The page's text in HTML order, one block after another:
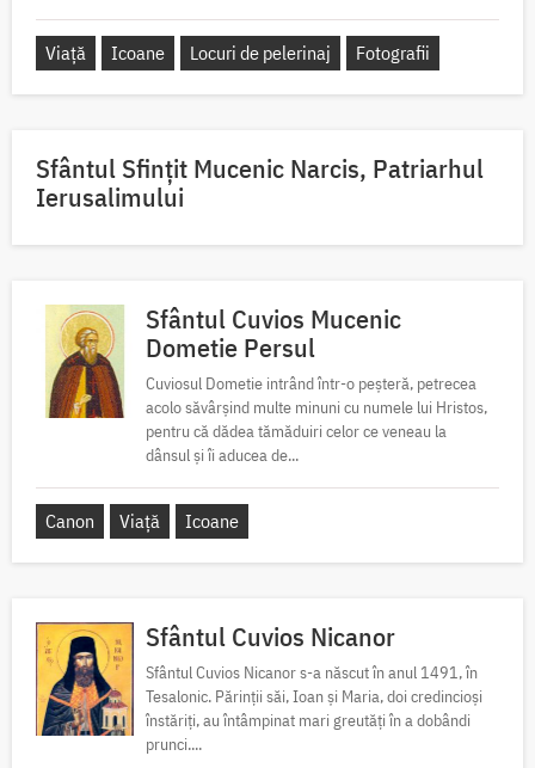
Viață Icoane Locuri de pelerinaj Fotografii
Sfântul Sfinţit Mucenic Narcis, Patriarhul
Ierusalimului
Sfântul Cuvios Mucenic
Dometie Persul
Cuviosul Dometie intrând într-o peșteră, petrecea
acolo săvârșind multe minuni cu numele lui Hristos,
pentru că dădea tămăduiri celor ce veneau la
dânsul și îi aducea de...
Canon Viață Icoane
Sfântul Cuvios Nicanor
Sfântul Cuvios Nicanor s-a născut în anul 1491, în
Tesalonic. Părinții săi, Ioan și Maria, doi credincioși
înstăriți, au întâmpinat mari greutăți în a dobândi
prunci....